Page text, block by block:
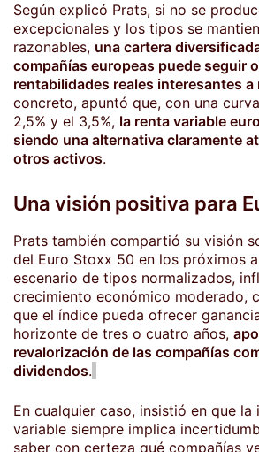
Según explicó Prats, si no se
excepcionales y los tipos se
razonables, una cartera
compañías europeas puede seguir
rentabilidades reales interesantes a
concreto, apuntó que, con una
2,5% y el 3,5%, la renta variable
siendo una alternativa claramente
otros activos.
Una visión positiva para
Prats también compartió su visión
del Euro Stoxx 50 en los próximos
escenario de tipos normalizados,
crecimiento económico moderado,
que el índice pueda ofrecer
horizonte de tres o cuatro años,
revalorización de las compañías
dividendos.
En cualquier caso, insistió en que la
variable siempre implica
saber con certeza qué compañías